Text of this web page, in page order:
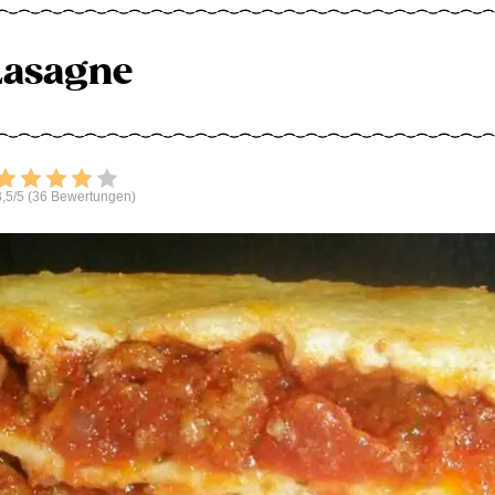
Bewerten
5 (36 Bewertungen)